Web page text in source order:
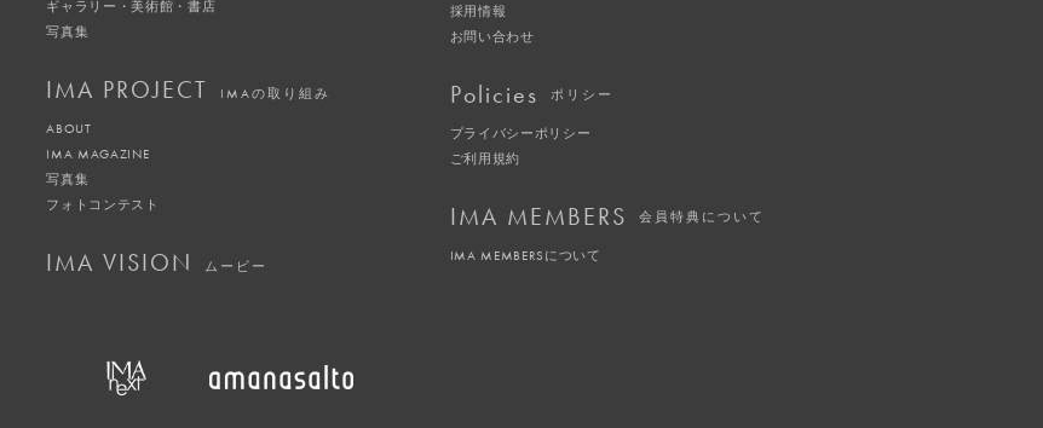
ギャラリー・美術館・書店
写真集
IMA PROJECT IMAの取り組み
ABOUT
IMA MAGAZINE
写真集
フォトコンテスト
IMA VISION ムービー
採用情報
お問い合わせ
Policies ポリシー
プライバシーポリシー
ご利用規約
IMA MEMBERS 会員特典について
IMA MEMBERSについて